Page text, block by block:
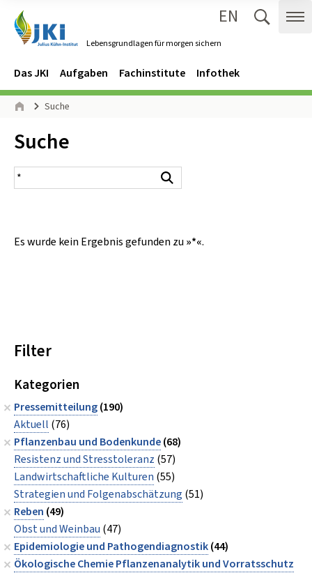
Lebensgrundlagen für morgen sichern
EN
Navigation
Hauptmenü
Das JKI Aufgaben Fachinstitute Infothek
Seitenpfad
Suche
Inhalt:
Suche
Suchergebnis
Es wurde kein Ergebnis gefunden zu »*«.
Filter
Kategorien
Pressemitteilung(190)
Aktuell (76)
Pflanzenbau und Bodenkunde(68)
Resistenz und Stresstoleranz (57)
Landwirtschaftliche Kulturen (55)
Strategien und Folgenabschätzung (51)
Reben (49)
Obst und Weinbau (47)
Epidemiologie und Pathogendiagnostik(44)
Ökologische Chemie Pflanzenanalytik und Vorratsschutz